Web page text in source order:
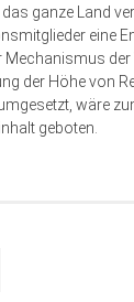
ganze Land
eine
der Höhe von
wäre
geboten.